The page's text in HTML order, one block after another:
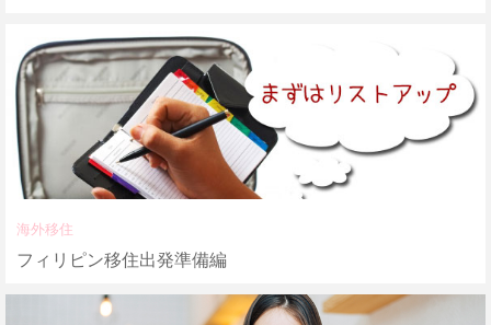
海外移住
フィリピン移住出発準備編